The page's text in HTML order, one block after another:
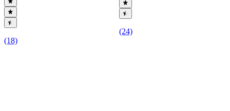
(18)
(24)